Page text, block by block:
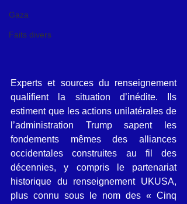
Gaza
Faits divers
Experts et sources du renseignement
qualifient la situation d’inédite. Ils
estiment que les actions unilatérales de
l’administration Trump sapent les
fondements mêmes des alliances
occidentales construites au fil des
décennies, y compris le partenariat
historique du renseignement UKUSA,
plus connu sous le nom des « Cinq